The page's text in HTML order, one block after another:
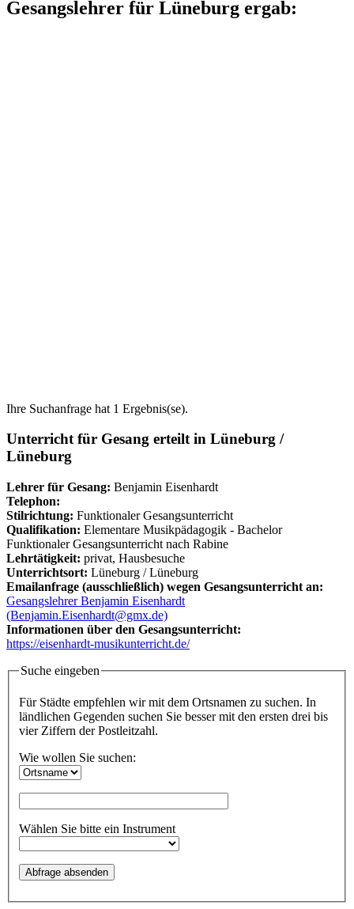
Gesangslehrer für Lüneburg ergab:
Ihre Suchanfrage hat 1 Ergebnis(se).
Unterricht für Gesang erteilt in Lüneburg /
Lüneburg
Lehrer für Gesang: Benjamin Eisenhardt
Telephon:
Stilrichtung: Funktionaler Gesangsunterricht
Qualifikation: Elementare Musikpädagogik - Bachelor
Funktionaler Gesangsunterricht nach Rabine
Lehrtätigkeit: privat, Hausbesuche
Unterrichtsort: Lüneburg / Lüneburg
Emailanfrage (ausschließlich) wegen Gesangsunterricht an:
Gesangslehrer Benjamin Eisenhardt
(Benjamin.Eisenhardt@gmx.de)
Informationen über den Gesangsunterricht:
https://eisenhardt-musikunterricht.de/
Suche eingeben
Für Städte empfehlen wir mit dem Ortsnamen zu suchen. In
ländlichen Gegenden suchen Sie besser mit den ersten drei bis
vier Ziffern der Postleitzahl.
Wie wollen Sie suchen:
Wählen Sie bitte ein Instrument